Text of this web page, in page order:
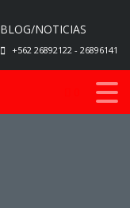
BLOG/NOTICIAS
+562 26892122 - 26896141